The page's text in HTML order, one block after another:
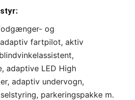
og
fartpilot, aktiv
adaptive LED High
adaptiv undervogn,
parkeringspakke m.